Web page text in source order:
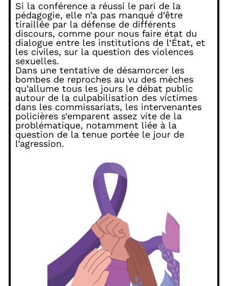
Si la conférence a réussi le pari de la
pédagogie, elle n’a pas manqué d’être
tiraillée par la défense de différents
discours, comme pour nous faire état du
dialogue entre les institutions de l’État, et
les civiles, sur la question des violences
sexuelles.
Dans une tentative de désamorcer les
bombes de reproches au vu des mèches
qu’allume tous les jours le débat public
autour de la culpabilisation des victimes
dans les commissariats, les intervenantes
policières s’emparent assez vite de la
problématique, notamment liée à la
question de la tenue portée le jour de
l’agression.